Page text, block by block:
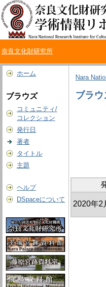
奈良文化財研究所
ホーム
ブラウズ
コミュニティ/
コレクション
発行日
著者
タイトル
主題
ヘルプ
DSpaceについて
Nara
ブラウ
2020年2